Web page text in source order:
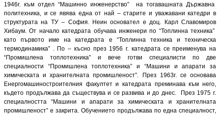
1946г. към отдел “Машинно инженерство” на тогавашната Държавна
политехника, и се явява една от най – старите и уважавани катедри в
структурата на ТУ – София. Неин основател е доц. Карл Славомиров
Хибаум. От начало катедрата обучава инженери по “Топлинна техника”
като първото име на катедрата е “Топлинна техника и техническа
термодинамика” . По – късно през 1956 г. катедрата се преименува на
“Промишлена топлотехника” и вече готви специалисти по две
специалности “Промишлена топлотехника” и “Машини и апарати за
химическата и хранителната промишленост”. През 1963г. се основава
Енергомашиностроителния факултет и катедрата преминава към него,
където продължава да съществува и се развива и до днес. През 1975 г.
специалността “Машини и апарати за химическата и хранителната
промишленост” е закрита. Обучението продължава по една специалност,